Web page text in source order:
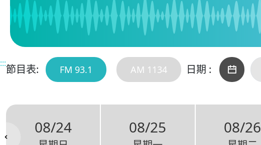
:::節目表: FM 93.1 AM 1134 日期 :
08/24 08/25 08/26